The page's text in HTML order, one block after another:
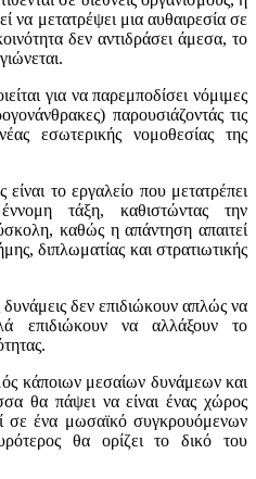
να μετατρέψει μια αυθαιρεσία σε
δεν αντιδράσει άμεσα, το
για να παρεμποδίσει νόμιμες
παρουσιάζοντάς τις
εσωτερικής νομοθεσίας της
το εργαλείο που μετατρέπει
τάξη, καθιστώντας την
καθώς η απάντηση απαιτεί
διπλωματίας και στρατιωτικής
δεν επιδιώκουν απλώς να
επιδιώκουν να αλλάξουν το
κάποιων μεσαίων δυνάμεων και
θα πάψει να είναι ένας χώρος
σε ένα μωσαϊκό συγκρουόμενων
θα ορίζει το δικό του